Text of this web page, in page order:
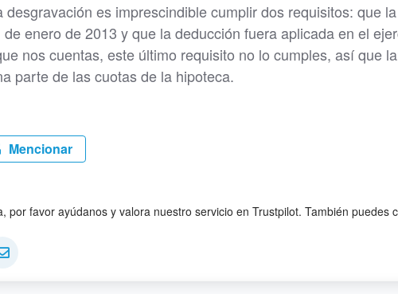
desgravación es imprescindible cumplir dos requisitos: que
enero de 2013 y que la deducción fuera aplicada en el
nos cuentas, este último requisito no lo cumples, así que
parte de las cuotas de la hipoteca.
Mencionar
por favor ayúdanos y valora nuestro servicio en Trustpilot. También puedes